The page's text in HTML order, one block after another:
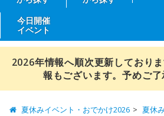
今日開催
イベント
2026年情報へ順次更新しており
報もございます。予めご了
夏休みイベント・おでかけ2026 夏休